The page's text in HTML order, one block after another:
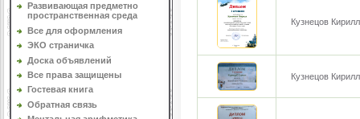
Развивающая предметно
пространственная среда
Все для оформления
ЭКО страничка
Доска объявлений
Все права защищены
Гостевая книга
Обратная связь
Кузнецов Кирилл
Кузнецов Кирилл